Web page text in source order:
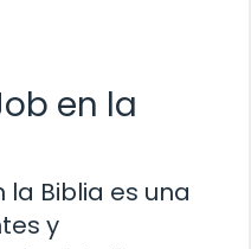
en la
la Biblia es una
y